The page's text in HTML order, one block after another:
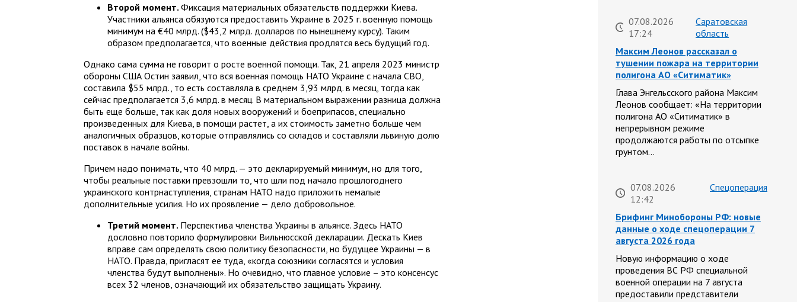
Второй момент.Фиксация материальных обязательств поддержки Киева.
Участники альянса обязуются предоставить Украине в 2025 г. военную помощь
минимум на €40 млрд. ($43,2 млрд. долларов по нынешнему курсу). Таким
образом предполагается, что военные действия продлятся весь будущий год.
Однако сама сумма не говорит о росте военной помощи. Так, 21 апреля 2023 министр
обороны США Остин заявил, что вся военная помощь НАТО Украине с начала СВО,
составила $55 млрд., то есть составляла в среднем 3,93 млрд. в месяц, тогда как
сейчас предполагается 3,6 млрд. в месяц. В материальном выражении разница должна
быть еще больше, так как доля новых вооружений и боеприпасов, специально
произведенных для Киева, в помощи растет, а их стоимость заметно больше чем
аналогичных образцов, которые отправлялись со складов и составляли львиную долю
поставок в начале войны.
Причем надо понимать, что 40 млрд. — это декларируемый минимум, но для того,
чтобы реальные поставки превзошли то, что шли под начало прошлогоднего
украинского контрнаступления, странам НАТО надо приложить немалые
дополнительные усилия. Но их проявление — дело добровольное.
Третий момент. Перспектива членства Украины в альянсе. Здесь НАТО
дословно повторило формулировки Вильнюсской декларации. Дескать Киев
вправе сам определять свою политику безопасности, но будущее Украины — в
НАТО. Правда, пригласят ее туда, «когда союзники согласятся и условия
членства будут выполнены». Но очевидно, что главное условие – это консенсус
всех 32 членов, означающий их обязательство защищать Украину.
07.08.2026
17:24
Саратовская
область
Максим Леонов рассказал о
тушении пожара на территории
полигона АО «Ситиматик»
Глава Энгельсского района Максим
Леонов сообщает: «На территории
полигона АО «Ситиматик» в
непрерывном режиме
продолжаются работы по отсыпке
грунтом…
07.08.2026
12:42
Спецоперация
Брифинг Минобороны РФ: новые
данные о ходе спецоперации 7
августа 2026 года
Новую информацию о ходе
проведения ВС РФ специальной
военной операции на 7 августа
предоставили представители